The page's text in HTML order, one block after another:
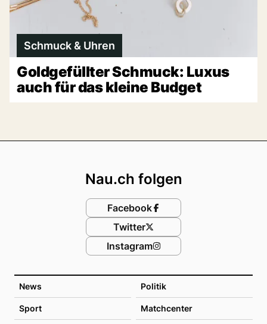
Schmuck & Uhren
Goldgefüllter Schmuck: Luxus
auch für das kleine Budget
News Politik
Sport Matchcenter
Nau.ch folgen
Facebook
Twitter
Instagram